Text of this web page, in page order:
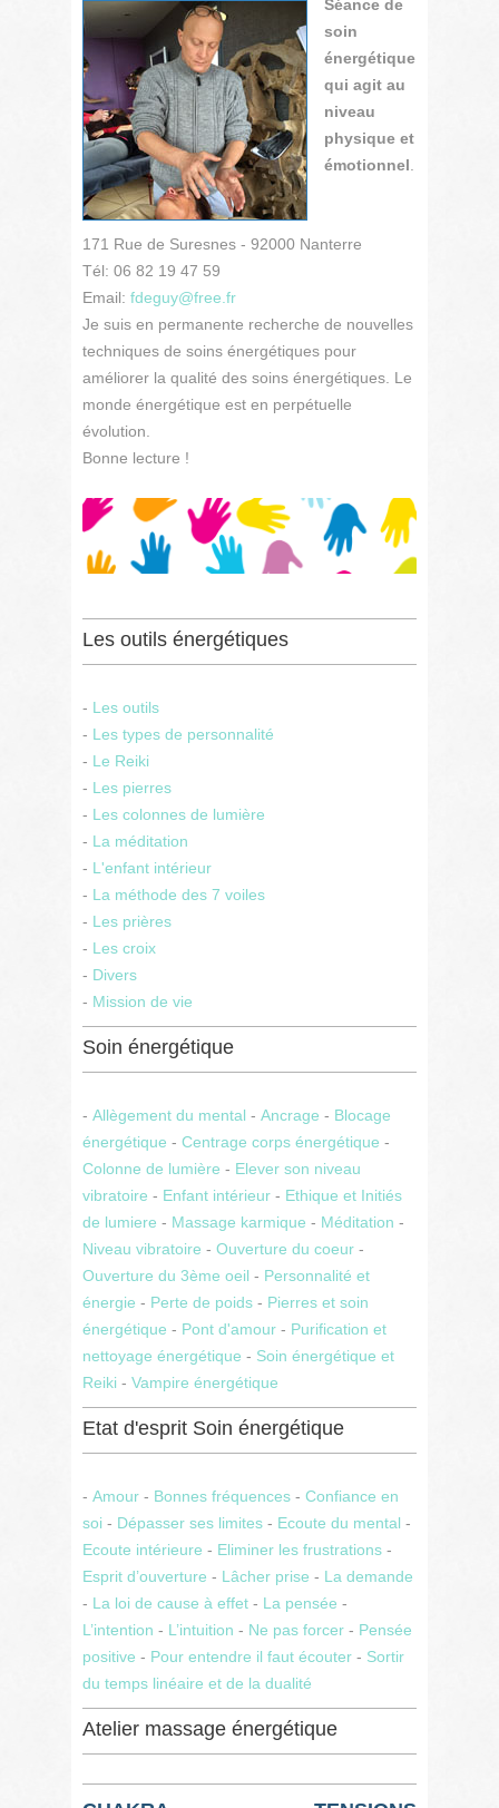
Séance de
soin
énergétique
qui agit au
niveau
physique et
émotionnel
171 Rue de Suresnes - 92000 Nanterre
Tél: 06 82 19 47 59
Email: fdeguy@free.fr
Je suis en permanente recherche de nouvelles
techniques de soins énergétiques pour
améliorer la qualité des soins énergétiques. Le
monde énergétique est en perpétuelle
évolution.
Bonne lecture !
Les outils énergétiques
- Les outils
- Les types de personnalité
- Le Reiki
- Les pierres
- Les colonnes de lumière
- La méditation
- L'enfant intérieur
- La méthode des 7 voiles
- Les prières
- Les croix
- Divers
- Mission de vie
Soin énergétique
- Allègement du mental - Ancrage - Blocage
énergétique - Centrage corps énergétique -
Colonne de lumière - Elever son niveau
vibratoire - Enfant intérieur - Ethique et Initiés
de lumiere - Massage karmique - Méditation -
Niveau vibratoire - Ouverture du coeur -
Ouverture du 3ème oeil - Personnalité et
énergie - Perte de poids - Pierres et soin
énergétique - Pont d'amour - Purification et
nettoyage énergétique - Soin énergétique et
Reiki - Vampire énergétique
Etat d'esprit Soin énergétique
- Amour - Bonnes fréquences - Confiance en
soi - Dépasser ses limites - Ecoute du mental -
Ecoute intérieure - Eliminer les frustrations -
Esprit d’ouverture - Lâcher prise - La demande
- La loi de cause à effet - La pensée -
L’intention - L’intuition - Ne pas forcer - Pensée
positive - Pour entendre il faut écouter - Sortir
du temps linéaire et de la dualité
Atelier massage énergétique